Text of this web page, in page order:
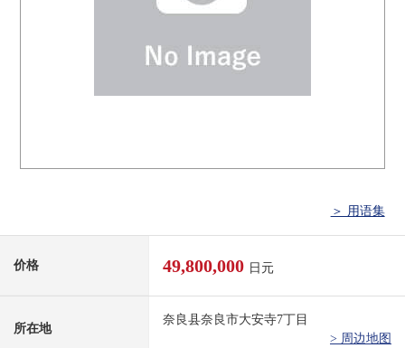
＞ 用语集
价格 49,800,000 日元
所在地
奈良县奈良市大安寺7丁目
> 周边地图